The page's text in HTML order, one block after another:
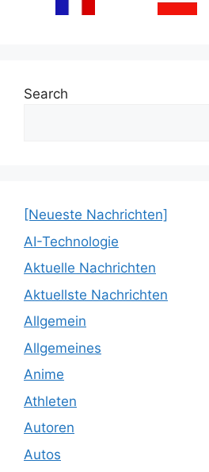
Search
[Neueste Nachrichten]
AI-Technologie
Aktuelle Nachrichten
Aktuellste Nachrichten
Allgemein
Allgemeines
Anime
Athleten
Autoren
Autos